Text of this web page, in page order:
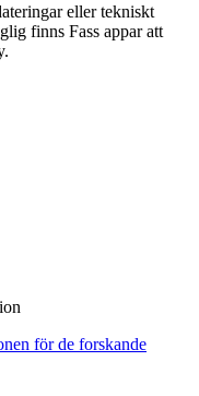
eller tekniskt
finns Fass appar att
för de forskande